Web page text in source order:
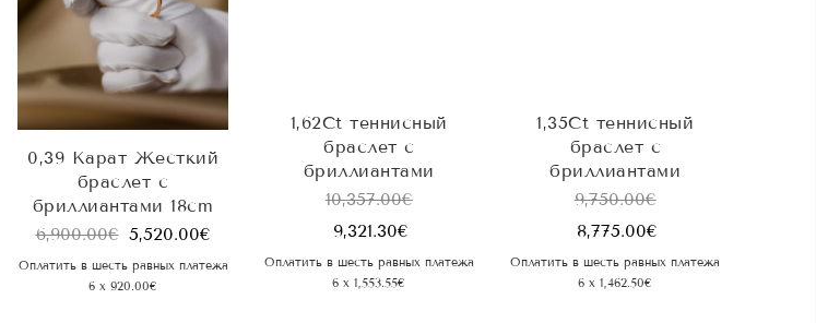
0,39 Карат Жесткий
браслет с
бриллиантами 18cm
6,900.00€ 5,520.00€
Оплатить в шесть равных платежа
6 x 920.00€
1,62Ct теннисный
браслет с
бриллиантами
10,357.00€
9,321.30€
Оплатить в шесть равных платежа
6 x 1,553.55€
1,35Ct теннисный
браслет с
бриллиантами
9,750.00€
8,775.00€
Оплатить в шесть равных платежа
6 x 1,462.50€